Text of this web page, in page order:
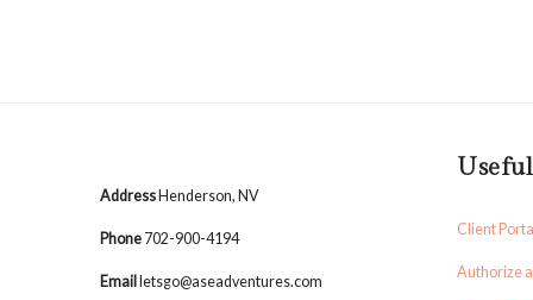
Address Henderson, NV
Phone 702-900-4194
Email letsgo@aseadventures.com
Client
Authorize